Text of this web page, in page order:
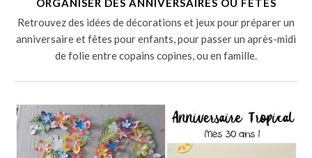
ORGANISER DES ANNIVERSAIRES OU FÊTES
Retrouvez des idées de décorations et jeux pour préparer un
anniversaire et fêtes pour enfants, pour passer un après-midi
de folie entre copains copines, ou en famille.